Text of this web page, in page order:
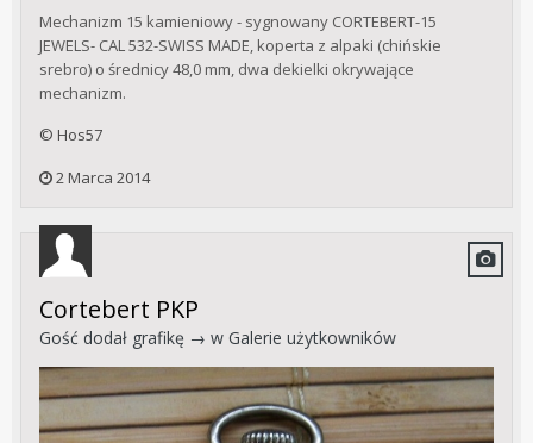
Mechanizm 15 kamieniowy - sygnowany CORTEBERT-15
JEWELS- CAL 532-SWISS MADE, koperta z alpaki (chińskie
srebro) o średnicy 48,0 mm, dwa dekielki okrywające
mechanizm.
© Hos57
2 Marca 2014
Cortebert PKP
Gość dodał grafikę → w Galerie użytkowników